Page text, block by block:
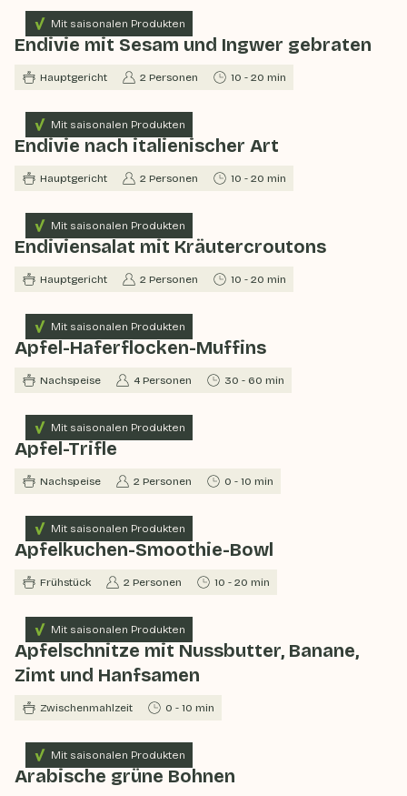
Mit saisonalen Produkten
Endivie mit Sesam und Ingwer gebraten
Hauptgericht 2 Personen 10 - 20 min
Mit saisonalen Produkten
Endivie nach italienischer Art
Hauptgericht 2 Personen 10 - 20 min
Mit saisonalen Produkten
Endiviensalat mit Kräutercroutons
Hauptgericht 2 Personen 10 - 20 min
Mit saisonalen Produkten
Apfel-Haferflocken-Muffins
Nachspeise 4 Personen 30 - 60 min
Mit saisonalen Produkten
Apfel-Trifle
Nachspeise 2 Personen 0 - 10 min
Mit saisonalen Produkten
Apfelkuchen-Smoothie-Bowl
Frühstück 2 Personen 10 - 20 min
Mit saisonalen Produkten
Apfelschnitze mit Nussbutter, Banane,
Zimt und Hanfsamen
Zwischenmahlzeit 0 - 10 min
Mit saisonalen Produkten
Arabische grüne Bohnen